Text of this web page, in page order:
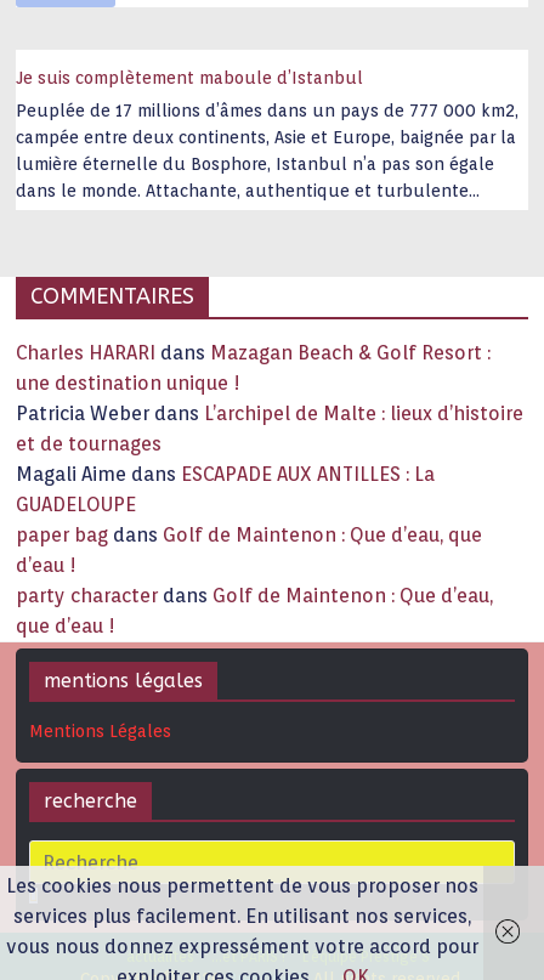
Je suis complètement maboule d’Istanbul
Peuplée de 17 millions d’âmes dans un pays de 777 000 km2,
campée entre deux continents, Asie et Europe, baignée par la
lumière éternelle du Bosphore, Istanbul n’a pas son égale
dans le monde. Attachante, authentique et turbulente
COMMENTAIRES
Charles HARARI dans Mazagan Beach & Golf Resort :
une destination unique !
Patricia Weber dans L’archipel de Malte : lieux d’histoire
et de tournages
Magali Aime dans ESCAPADE AUX ANTILLES : La
GUADELOUPE
paper bag dans Golf de Maintenon : Que d’eau, que
d’eau !
party character dans Golf de Maintenon : Que d’eau,
que d’eau !
mentions légales
Mentions Légales
recherche
actualités …et PARIS ! L’équipe Prestige’S
Les cookies nous permettent de vous proposer nos
services plus facilement. En utilisant nos services,
vous nous donnez expressément votre accord pour